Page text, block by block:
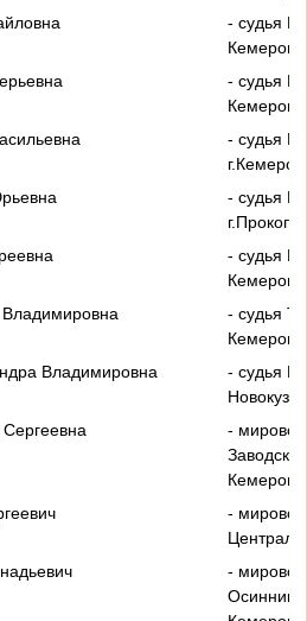
- судья
- судья
- судья
- судья
- судья
Владимировна
- судья
Владимировна
- судья
- мировой
- мировой
- мировой